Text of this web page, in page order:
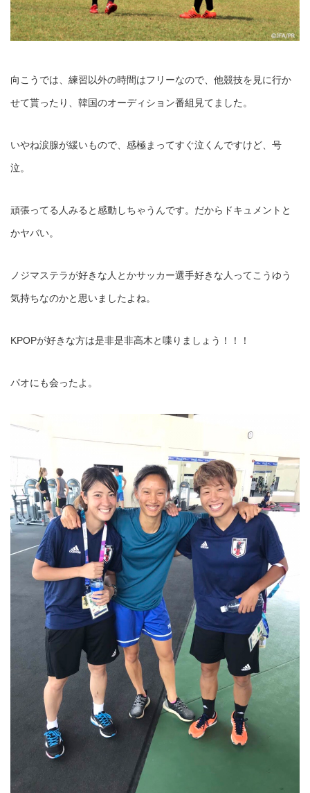
向こうでは、練習以外の時間はフリーなので、他競技を見に行か
せて貰ったり、韓国のオーディション番組見てました。
いやね涙腺が緩いもので、感極まってすぐ泣くんですけど、号
泣。
頑張ってる人みると感動しちゃうんです。だからドキュメントと
かヤバい。
ノジマステラが好きな人とかサッカー選手好きな人ってこうゆう
気持ちなのかと思いましたよね。
KPOPが好きな方は是非是非高木と喋りましょう！！！
パオにも会ったよ。